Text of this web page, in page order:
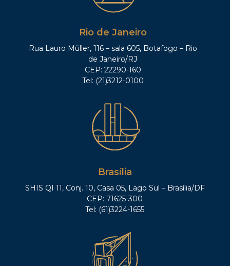
Rio de Janeiro
Rua Lauro Müller, 116 – sala 605, Botafogo – Rio
de Janeiro/RJ
CEP: 22290-160
Tel: (21)3212-0100
Brasília
SHIS QI 11, Conj. 10, Casa 05, Lago Sul – Brasília/DF
CEP: 71625-300
Tel: (61)3224-1655